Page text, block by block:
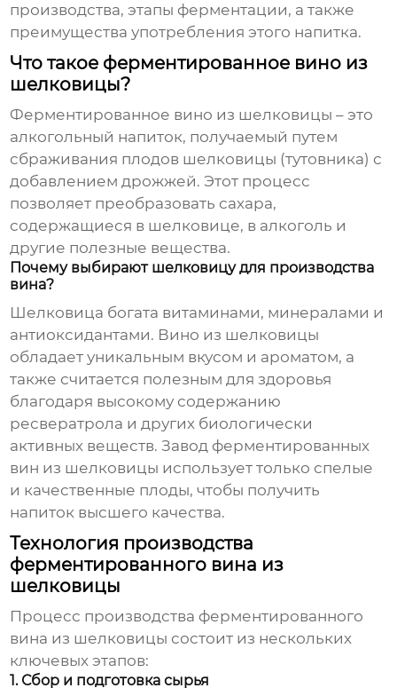
производства, этапы ферментации, а также
преимущества употребления этого напитка.
Что такое ферментированное вино из
шелковицы?
Ферментированное вино из шелковицы – это
алкогольный напиток, получаемый путем
сбраживания плодов шелковицы (тутовника) с
добавлением дрожжей. Этот процесс
позволяет преобразовать сахара,
содержащиеся в шелковице, в алкоголь и
другие полезные вещества.
Почему выбирают шелковицу для производства
вина?
Шелковица богата витаминами, минералами и
антиоксидантами. Вино из шелковицы
обладает уникальным вкусом и ароматом, а
также считается полезным для здоровья
благодаря высокому содержанию
ресвератрола и других биологически
активных веществ.Завод ферментированных
вин из шелковицы использует только спелые
и качественные плоды, чтобы получить
напиток высшего качества.
Технология производства
ферментированного вина из
шелковицы
Процесс производства ферментированного
вина из шелковицы состоит из нескольких
ключевых этапов:
1. Сбор и подготовка сырья